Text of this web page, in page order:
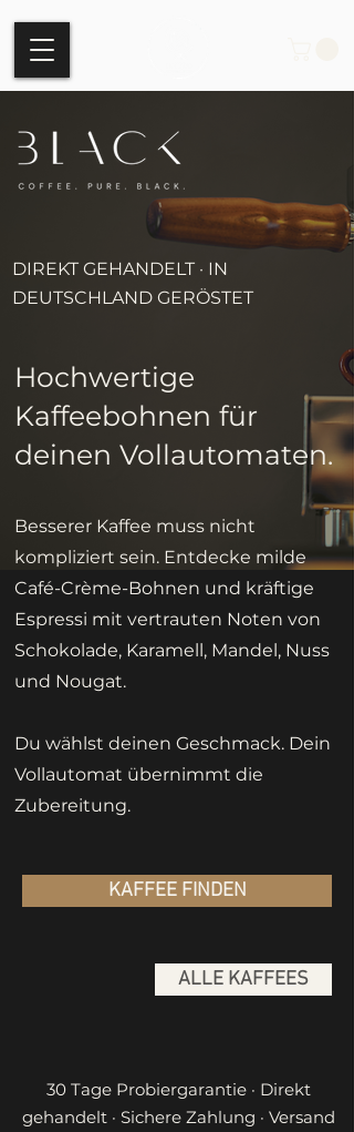
DIREKT GEHANDELT · IN
DEUTSCHLAND GERÖSTET
Hochwertige
Kaffeebohnen für
deinen Vollautomaten.
Besserer Kaffee muss nicht
kompliziert sein. Entdecke milde
Café-Crème-Bohnen und kräftige
Espressi mit vertrauten Noten von
Schokolade, Karamell, Mandel, Nuss
und Nougat.
Du wählst deinen Geschmack. Dein
Vollautomat übernimmt die
Zubereitung.
KAFFEE FINDEN
ALLE KAFFEES
30 Tage Probiergarantie · Direkt
gehandelt · Sichere Zahlung · Versand